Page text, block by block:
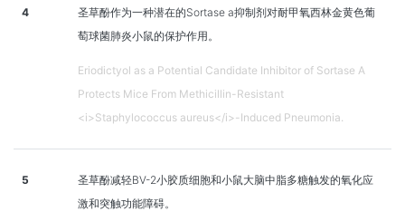
4
圣草酚作为一种潜在的Sortase a抑制剂对耐甲氧西林金黄色葡
萄球菌肺炎小鼠的保护作用。
Eriodictyol as a Potential Candidate Inhibitor of Sortase A
Protects Mice From Methicillin-Resistant
<i>Staphylococcus aureus</i>-Induced Pneumonia.
5
圣草酚减轻BV-2小胶质细胞和小鼠大脑中脂多糖触发的氧化应
激和突触功能障碍。